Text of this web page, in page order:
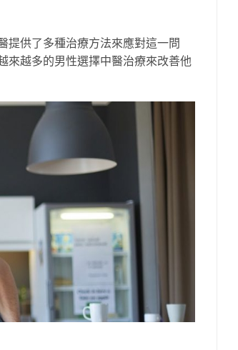
提供了多種治療方法來應對這一問
來越多的男性選擇中醫治療來改善他